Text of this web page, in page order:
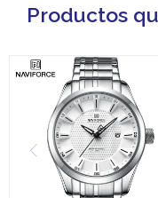
Productos